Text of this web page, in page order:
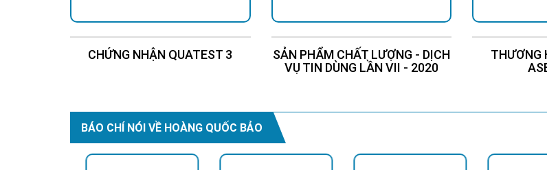
CHỨNG NHẬN QUATEST 3
SẢN PHẨM CHẤT LƯỢNG - DỊCH
VỤ TIN DÙNG LẦN VII - 2020
THƯƠNG
BÁO CHÍ NÓI VỀ HOÀNG QUỐC BẢO